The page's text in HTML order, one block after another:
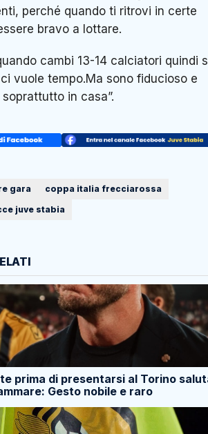
perché quando ti ritrovi in certe
bravo a lottare.
cambi 13-14 calciatori quindi
vuole tempo.Ma sono fiducioso e
in casa”.
gara
coppa italia frecciarossa
juve stabia
prima di presentarsi al Torino
Gesto nobile e raro